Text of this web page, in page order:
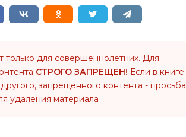
только для совершеннолетних. Для
СТРОГО ЗАПРЕЩЕН! Если в книге
запрещенного контента - просьба
удаления материала